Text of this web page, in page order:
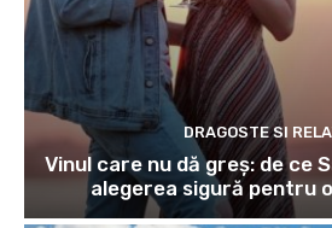
DRAGOSTE SI
Vinul care nu dă greș: de ce
alegerea sigură pentru